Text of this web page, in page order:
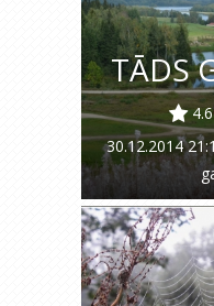
TĀDS
30.12.2014